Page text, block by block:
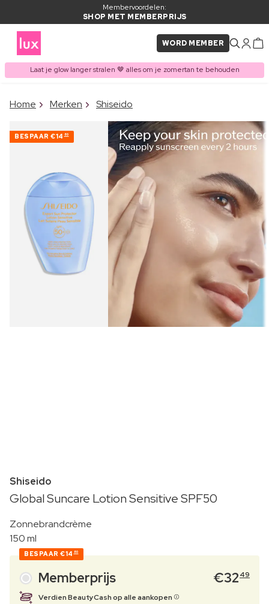
Membervoordelen:
SHOP MET MEMBERPRIJS
WORD MEMBER
Laat je glow langer stralen 🤎 alles om je zomertan te behouden
ITEM TOEGEVOEGD AAN
WINKELMAND
Home Merken Shiseido
BESPAAR €14 80
Shiseido
Global Suncare Lotion Sensitive SPF50
Zonnebrandcrème
150 ml
BESPAAR €14 80
Memberprijs €32 49
Verdien BeautyCash op alle aankopen